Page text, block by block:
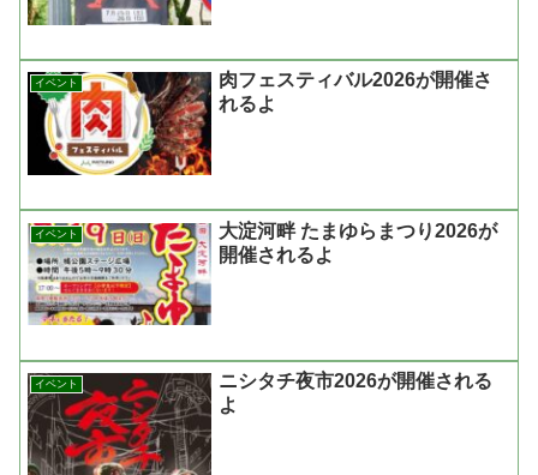
イベント
肉フェスティバル2026が開催さ
れるよ
イベント
大淀河畔 たまゆらまつり2026が
開催されるよ
イベント
ニシタチ夜市2026が開催される
よ